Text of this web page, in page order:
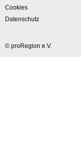
Cookies
Datenschutz
© proRegion e.V.